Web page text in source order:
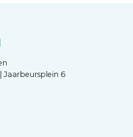
Jaarbeursplein 6